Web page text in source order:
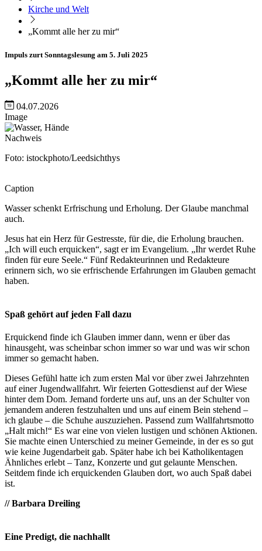
Kirche und Welt
„Kommt alle her zu mir“
Impuls zurt Sonntagslesung am 5. Juli 2025
„Kommt alle her zu mir“
04.07.2026
Image
Nachweis
Foto: istockphoto/Leedsichthys
Caption
Wasser schenkt Erfrischung und Erholung. Der Glaube manchmal
auch.
Jesus hat ein Herz für Gestresste, für die, die Erholung brauchen.
„Ich will euch erquicken“, sagt er im Evangelium. „Ihr werdet Ruhe
finden für eure Seele.“ Fünf Redakteurinnen und Redakteure
erinnern sich, wo sie erfrischende Erfahrungen im Glauben gemacht
haben.
Spaß gehört auf jeden Fall dazu
Erquickend finde ich Glauben immer dann, wenn er über das
hinausgeht, was scheinbar schon immer so war und was wir schon
immer so gemacht haben.
Dieses Gefühl hatte ich zum ersten Mal vor über zwei Jahrzehnten
auf einer Jugendwallfahrt. Wir feierten Gottesdienst auf der Wiese
hinter dem Dom. Jemand forderte uns auf, uns an der Schulter von
jemandem anderen festzuhalten und uns auf einem Bein stehend –
ich glaube – die Schuhe auszuziehen. Passend zum Wallfahrtsmotto
„Halt mich!“ Es war eine von vielen lustigen und schönen Aktionen.
Sie machte einen Unterschied zu meiner Gemeinde, in der es so gut
wie keine Jugendarbeit gab. Später habe ich bei Katholikentagen
Ähnliches erlebt – Tanz, Konzerte und gut gelaunte Menschen.
Seitdem finde ich erquickenden Glauben dort, wo auch Spaß dabei
ist.
// Barbara Dreiling
Eine Predigt, die nachhallt